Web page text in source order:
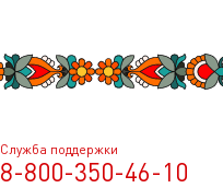
Служба поддержки
8-800-350-46-10